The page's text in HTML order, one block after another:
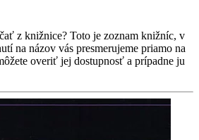
z knižnice? Toto je zoznam knižníc, v
na názov vás presmerujeme priamo na
overiť jej dostupnosť a prípadne ju